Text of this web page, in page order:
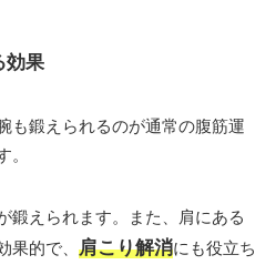
効果
も鍛えられるのが通常の腹筋運
。
鍛えられます。また、肩にある
果的で、 肩こり解消にも役立ち